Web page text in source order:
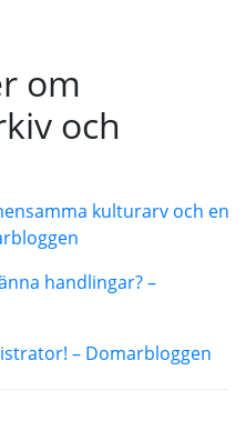
om
och
kulturarv och en
handlingar? –
– Domarbloggen